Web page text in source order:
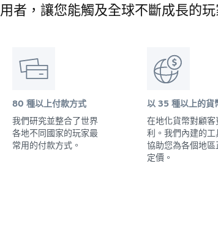
用者，讓您能觸及全球不斷成長的玩
80 種以上付款方式
我們研究並整合了世界
各地不同國家的玩家最
常用的付款方式。
以 35 種以上的貨
在地化貨幣對顧客
利。我們內建的工
協助您為各個地區
定價。